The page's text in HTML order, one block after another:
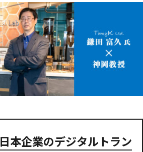
日本企業のデジタルトラン